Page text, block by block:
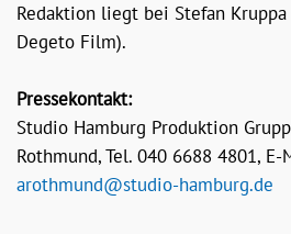
Redaktion liegt bei Stefan Kruppa
Degeto Film).
Pressekontakt:
Studio Hamburg Produktion
Rothmund, Tel. 040 6688 4801, E-
arothmund@studio-hamburg.de